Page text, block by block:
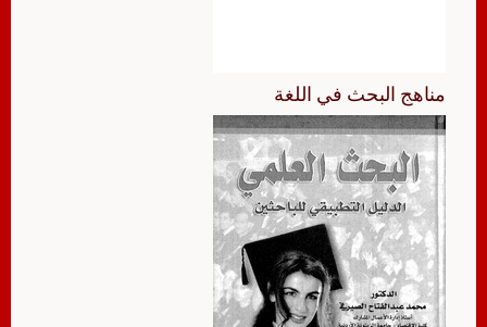
مناهج البحث في اللغة